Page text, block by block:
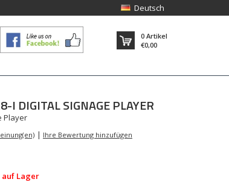
Deutsch
0 Artikel
€0,00
I DIGITAL SIGNAGE PLAYER
Player
| Ihre Bewertung hinzufügen
auf Lager